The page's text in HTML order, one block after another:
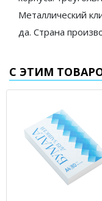
Металлический
да. Страна
С ЭТИМ